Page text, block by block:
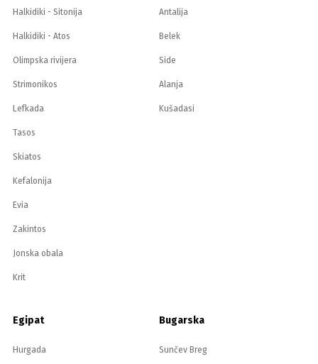
Halkidiki - Sitonija
Halkidiki - Atos
Olimpska rivijera
Strimonikos
Lefkada
Tasos
Skiatos
Kefalonija
Evia
Zakintos
Jonska obala
Krit
Antalija
Belek
Side
Alanja
Kušadasi
Egipat
Hurgada
Bugarska
Sunčev Breg